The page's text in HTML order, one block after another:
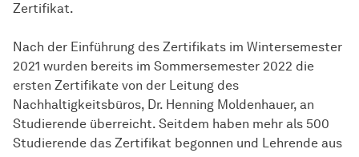
Zertifikat.
Nach der Einführung des Zertifikats im Wintersemester
2021 wurden bereits im Sommersemester 2022 die
ersten Zertifikate von der Leitung des
Nachhaltigkeitsbüros, Dr. Henning Moldenhauer, an
Studierende überreicht. Seitdem haben mehr als 500
Studierende das Zertifikat begonnen und Lehrende aus